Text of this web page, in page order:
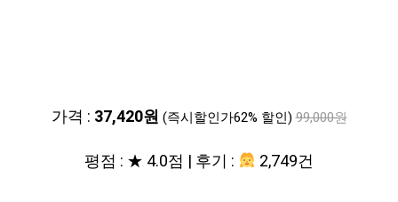
가격 : 37,420원 (즉시할인가62% 할인) 99,000원
평점 : ★ 4.0점 | 후기 : 2,749건